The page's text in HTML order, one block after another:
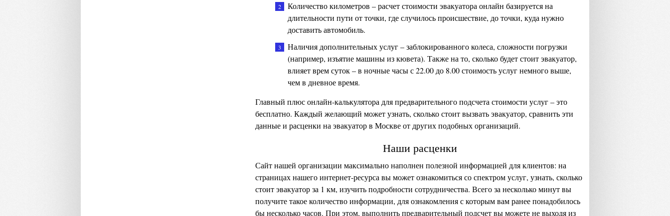
Количество километров – расчет стоимости эвакуатора онлайн базируется на
длительности пути от точки, где случилось происшествие, до точки, куда нужно
доставить автомобиль.
Наличия дополнительных услуг – заблокированного колеса, сложности погрузки
(например, изъятие машины из кювета). Также на то, сколько будет стоит эвакуатор,
влияет врем суток – в ночные часы с 22.00 до 8.00 стоимость услуг немного выше,
чем в дневное время.
Главный плюс онлайн-калькулятора для предварительного подсчета стоимости услуг – это
бесплатно. Каждый желающий может узнать, сколько стоит вызвать эвакуатор, сравнить эти
данные и расценки на эвакуатор в Москве от других подобных организаций.
Наши расценки
Сайт нашей организации максимально наполнен полезной информацией для клиентов: на
страницах нашего интернет-ресурса вы может ознакомиться со спектром услуг, узнать, сколько
стоит эвакуатор за 1 км, изучить подробности сотрудничества. Всего за несколько минут вы
получите такое количество информации, для ознакомления с которым вам ранее понадобилось
бы несколько часов. При этом, выполнить предварительный подсчет вы можете не выходя из